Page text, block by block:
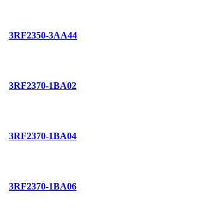
3RF2350-3AA44
3RF2370-1BA02
3RF2370-1BA04
3RF2370-1BA06